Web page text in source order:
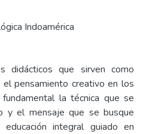
Indoamérica
didácticos que sirven como
pensamiento creativo en los
la técnica que se
y el mensaje que se busque
integral guiado en